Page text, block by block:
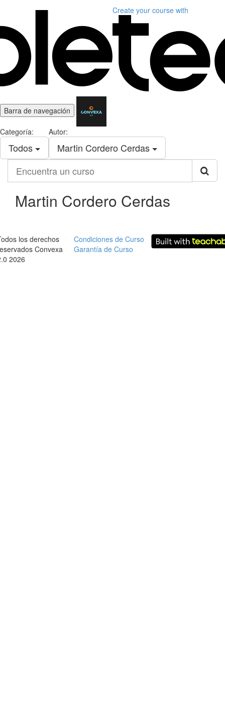
Create your course with
Barra de navegación
Categoría:
Todos
Autor:
Martin Cordero Cerdas
curso
Martin Cordero Cerdas
los derechos
Convexa
2026
Condiciones de Curso
Garantía de Curso